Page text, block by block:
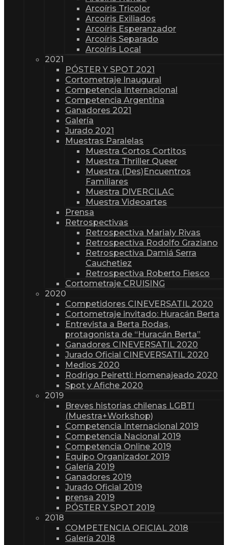
Arcoíris Tricolor
Arcoíris Exiliados
Arcoíris Esperanzador
Arcoíris Separado
Arcoíris Local
2021
PÓSTER Y SPOT 2021
Cortometraje Inaugural
Competencia Internacional
Competencia Argentina
Ganadores 2021
Galería
Jurado 2021
Muestras Paralelas
Muestra Cortos Cortitos
Muestra Thriller Queer
Muestra (Des)Encuentros
Familiares
Muestra DIVERCILAC
Muestra Videoartes
Prensa
Retrospectivas
Retrospectiva Marialy Rivas
Retrospectiva Rodolfo Graziano
Retrospectiva Damiá Serra
Cauchetiez
Retrospectiva Roberto Fiesco
Cortometraje CRUISING
2020
Competidores CINEVERSATIL 2020
Cortometraje invitado: Huracán Berta
Entrevista a Berta Rodas,
protagonista de “Huracán Berta”
Ganadores CINEVERSATIL 2020
Jurado Oficial CINEVERSATIL 2020
Medios 2020
Rodrigo Peiretti: Homenajeado 2020
Spot y Afiche 2020
2019
Breves historias chilenas LGBTI
(Muestra+Workshop)
Competencia Internacional 2019
Competencia Nacional 2019
Competencia Online 2019
Equipo Organizador 2019
Galería 2019
Ganadores 2019
Jurado Oficial 2019
prensa 2019
PÓSTER Y SPOT 2019
2018
COMPETENCIA OFICIAL 2018
Galería 2018